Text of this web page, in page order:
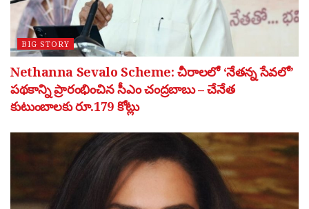
BIG STORY
Nethanna Sevalo Scheme: చీరాలలో ‘నేతన్న సేవలో’
పథకాన్ని ప్రారంభించిన సీఎం చంద్రబాబు – చేనేత
కుటుంబాలకు రూ.179 కోట్లు